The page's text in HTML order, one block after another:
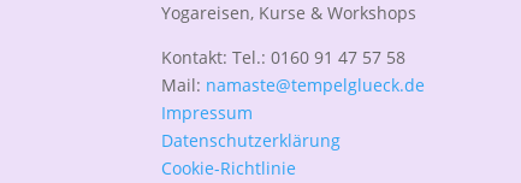
Yogareisen, Kurse & Workshops
Kontakt: Tel.: 0160 91 47 57 58
Mail: namaste@tempelglueck.de
Impressum
Datenschutzerklärung
Cookie-Richtlinie